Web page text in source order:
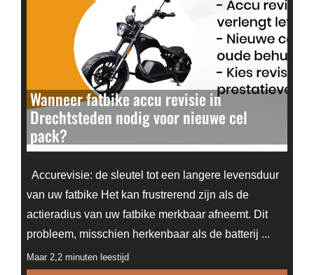
Wanneer fatbike accu revisie in
Drechtsteden nodig voor nieuwe cel
pack?
Accurevisie: de sleutel tot een langere levensduur
van uw fatbike Het kan frustrerend zijn als de
actieradius van uw fatbike merkbaar afneemt. Dit
probleem, misschien herkenbaar als de batterij ...
Maar 2,2 minuten leestijd